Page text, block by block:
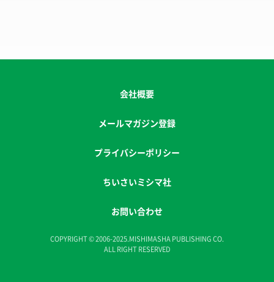
会社概要
メールマガジン登録
プライバシーポリシー
ちいさいミシマ社
お問い合わせ
COPYRIGHT © 2006-2025.MISHIMASHA PUBLISHING CO.
ALL RIGHT RESERVED